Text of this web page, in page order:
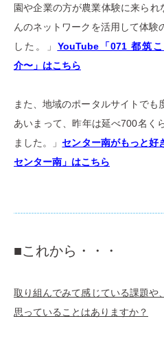
園や企業の方が農業体験に来ら
んのネットワークを活用して体験
した。」 YouTube「071 都筑
介〜」はこちら
また、地域のポータルサイトでも
あいまって、昨年は延べ700名く
ました。」センター南がもっと好
センター南」はこちら
■これから・・・
取り組んでみて感じている課題や
思っていることはありますか？